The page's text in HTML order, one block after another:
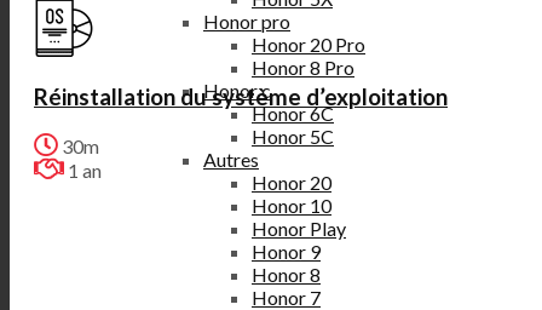
Honor pro
Honor 20 Pro
Honor 8 Pro
Honor c
Honor 6C
Honor 5C
Autres
Honor 20
Honor 10
Honor Play
Honor 9
Honor 8
Honor 7
Réinstallation du système d’exploitation
30m
1 an